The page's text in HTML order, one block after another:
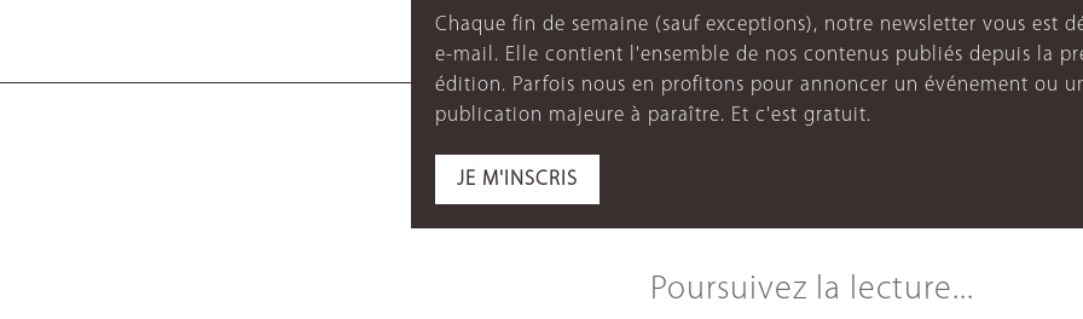
Chaque fin de semaine (sauf exceptions), notre newsletter vous est
e-mail. Elle contient l'ensemble de nos contenus publiés depuis la
édition. Parfois nous en profitons pour annoncer un événement ou
publication majeure à paraître. Et c'est gratuit.
JE M'INSCRIS
Poursuivez la lecture...